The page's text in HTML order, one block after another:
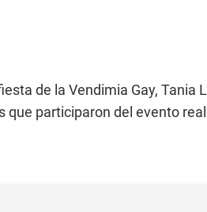
de la Vendimia Gay,
que participaron del evento